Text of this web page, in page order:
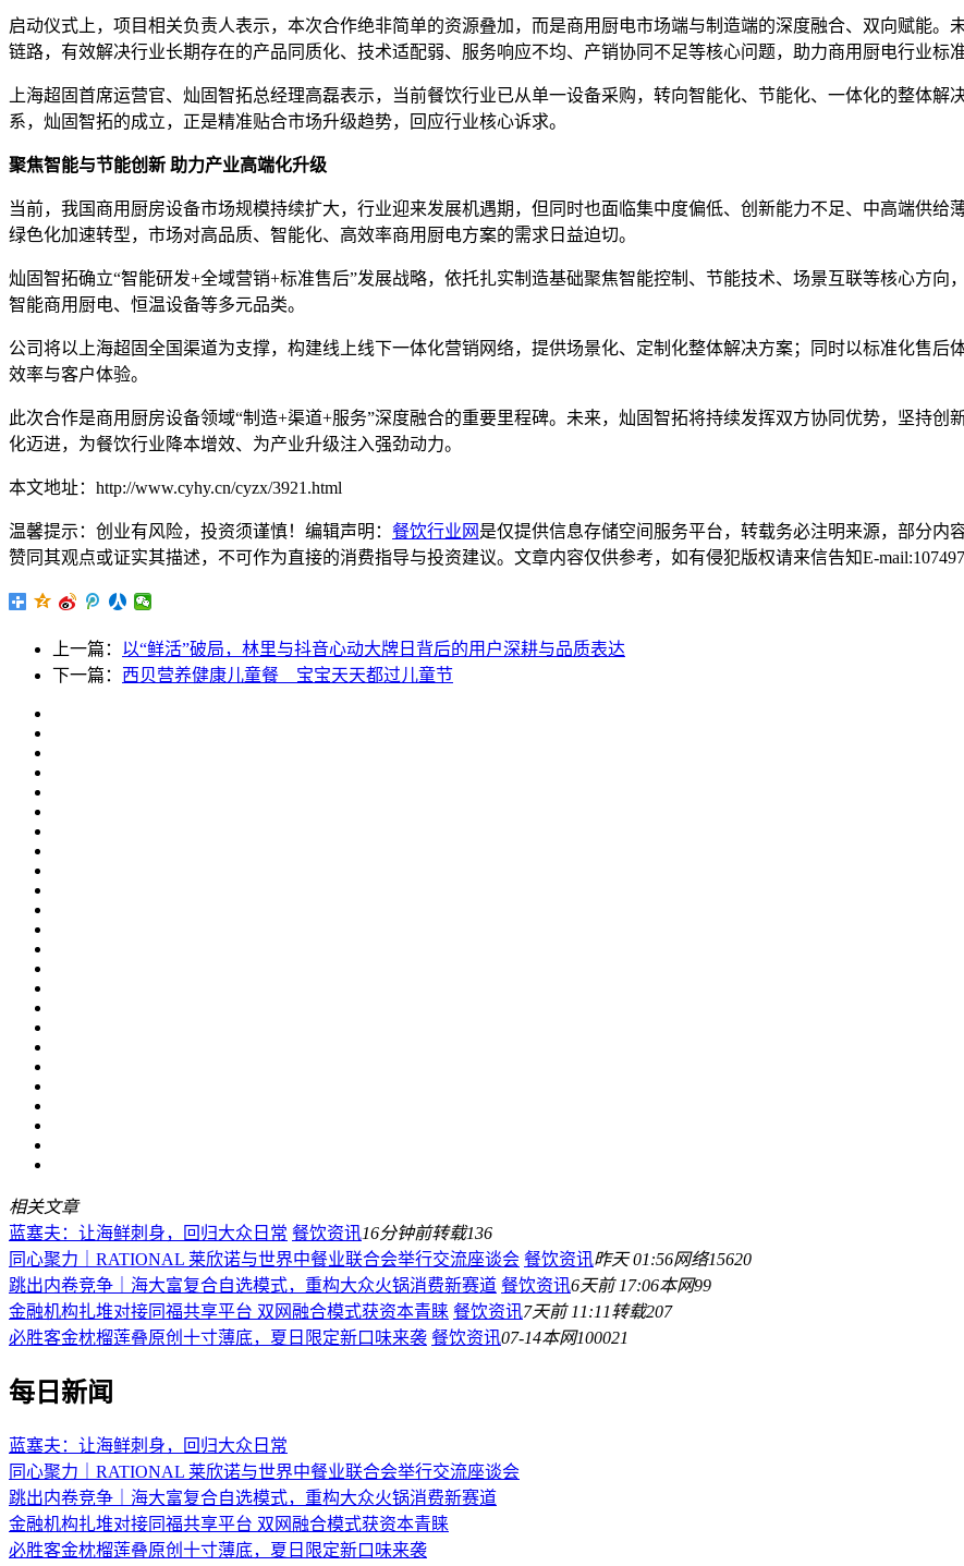
启动仪式上，项目相关负责人表示，本次合作绝非简单的资源叠加，而是商用厨电市场端与制造端的深度融合、双向赋能
链路，有效解决行业长期存在的产品同质化、技术适配弱、服务响应不均、产销协同不足等核心问题，助力商用厨电行业标
上海超固首席运营官、灿固智拓总经理高磊表示，当前餐饮行业已从单一设备采购，转向智能化、节能化、一体化的整体
系，灿固智拓的成立，正是精准贴合市场升级趋势，回应行业核心诉求。
聚焦智能与节能创新 助力产业高端化升级
当前，我国商用厨房设备市场规模持续扩大，行业迎来发展机遇期，但同时也面临集中度偏低、创新能力不足、中高端供给
绿色化加速转型，市场对高品质、智能化、高效率商用厨电方案的需求日益迫切。
灿固智拓确立“智能研发+全域营销+标准售后”发展战略，依托扎实制造基础聚焦智能控制、节能技术、场景互联等核心方向
智能商用厨电、恒温设备等多元品类。
公司将以上海超固全国渠道为支撑，构建线上线下一体化营销网络，提供场景化、定制化整体解决方案；同时以标准化售
效率与客户体验。
此次合作是商用厨房设备领域“制造+渠道+服务”深度融合的重要里程碑。未来，灿固智拓将持续发挥双方协同优势，坚持
化迈进，为餐饮行业降本增效、为产业升级注入强劲动力。
本文地址：http://www.cyhy.cn/cyzx/3921.html
温馨提示：创业有风险，投资须谨慎！编辑声明： 餐饮行业网 是仅提供信息存储空间服务平台，转载务必注明来源，部分
赞同其观点或证实其描述，不可作为直接的消费指导与投资建议。文章内容仅供参考，如有侵犯版权请来信告知E-
上一篇： 以“鲜活”破局，林里与抖音心动大牌日背后的用户深耕与品质表达
下一篇： 西贝营养健康儿童餐 宝宝天天都过儿童节
相关文章
蓝塞夫：让海鲜刺身，回归大众日常 餐饮资讯16分钟前转载136
同心聚力｜RATIONAL 莱欣诺与世界中餐业联合会举行交流座谈会 餐饮资讯昨天 01:56网络15620
跳出内卷竞争｜海大富复合自选模式，重构大众火锅消费新赛道 餐饮资讯6天前 17:06本网99
金融机构扎堆对接同福共享平台 双网融合模式获资本青睐 餐饮资讯7天前 11:11转载207
必胜客金枕榴莲叠原创十寸薄底，夏日限定新口味来袭 餐饮资讯07-14本网100021
每日新闻
蓝塞夫：让海鲜刺身，回归大众日常
同心聚力｜RATIONAL 莱欣诺与世界中餐业联合会举行交流座谈会
跳出内卷竞争｜海大富复合自选模式，重构大众火锅消费新赛道
金融机构扎堆对接同福共享平台 双网融合模式获资本青睐
必胜客金枕榴莲叠原创十寸薄底，夏日限定新口味来袭